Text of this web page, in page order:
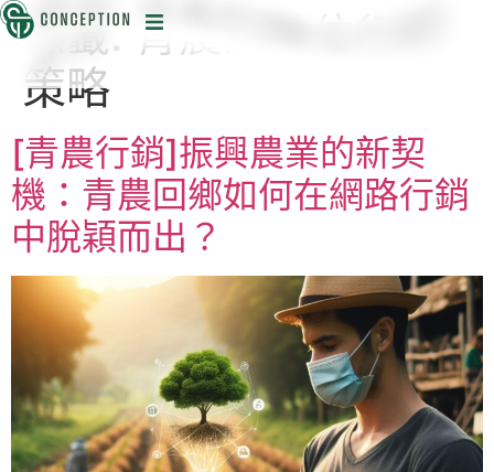
標籤: 青農的數位行銷
策略
[青農行銷]振興農業的新契
機：青農回鄉如何在網路行銷
中脫穎而出？